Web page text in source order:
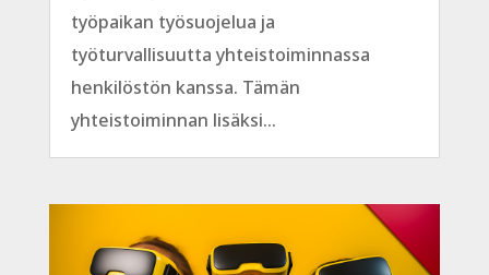
työpaikan työsuojelua ja
työturvallisuutta yhteistoiminnassa
henkilöstön kanssa. Tämän
yhteistoiminnan lisäksi...